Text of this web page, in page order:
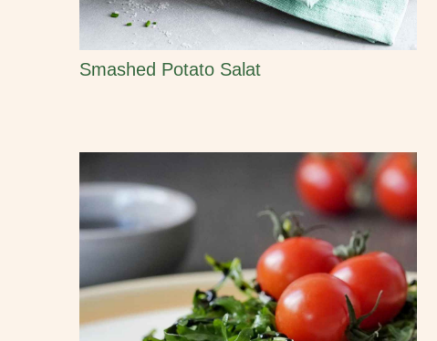
Smashed Potato Salat